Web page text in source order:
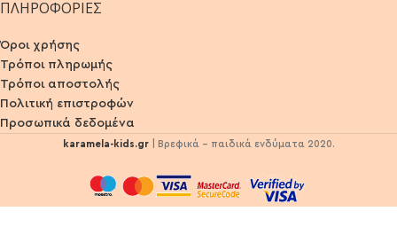
ΠΛΗΡΟΦΟΡΙΕΣ
Όροι χρήσης
Τρόποι πληρωμής
Τρόποι αποστολής
Πολιτική επιστροφών
Προσωπικά δεδομένα
karamela-kids.gr | Βρεφικά - παιδικά ενδύματα 2020.